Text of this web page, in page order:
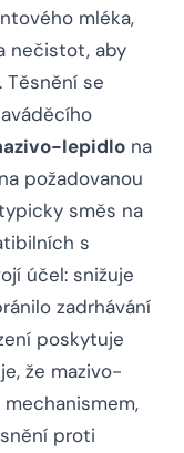
mléka,
nečistot, aby
se
lepidlo na
požadovanou
směs na
s
účel: snižuje
zadrhávání
poskytuje
že mazivo-
proti